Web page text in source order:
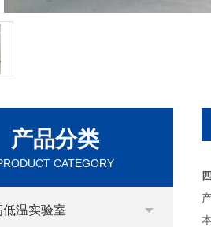
产品分类
CATEGORY
低温实验室